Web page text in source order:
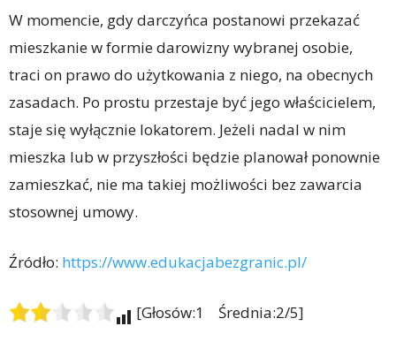
W momencie, gdy darczyńca postanowi przekazać
mieszkanie w formie darowizny wybranej osobie,
traci on prawo do użytkowania z niego, na obecnych
zasadach. Po prostu przestaje być jego właścicielem,
staje się wyłącznie lokatorem. Jeżeli nadal w nim
mieszka lub w przyszłości będzie planował ponownie
zamieszkać, nie ma takiej możliwości bez zawarcia
stosownej umowy.
Źródło: https://www.edukacjabezgranic.pl/
[Głosów:1 Średnia:2/5]